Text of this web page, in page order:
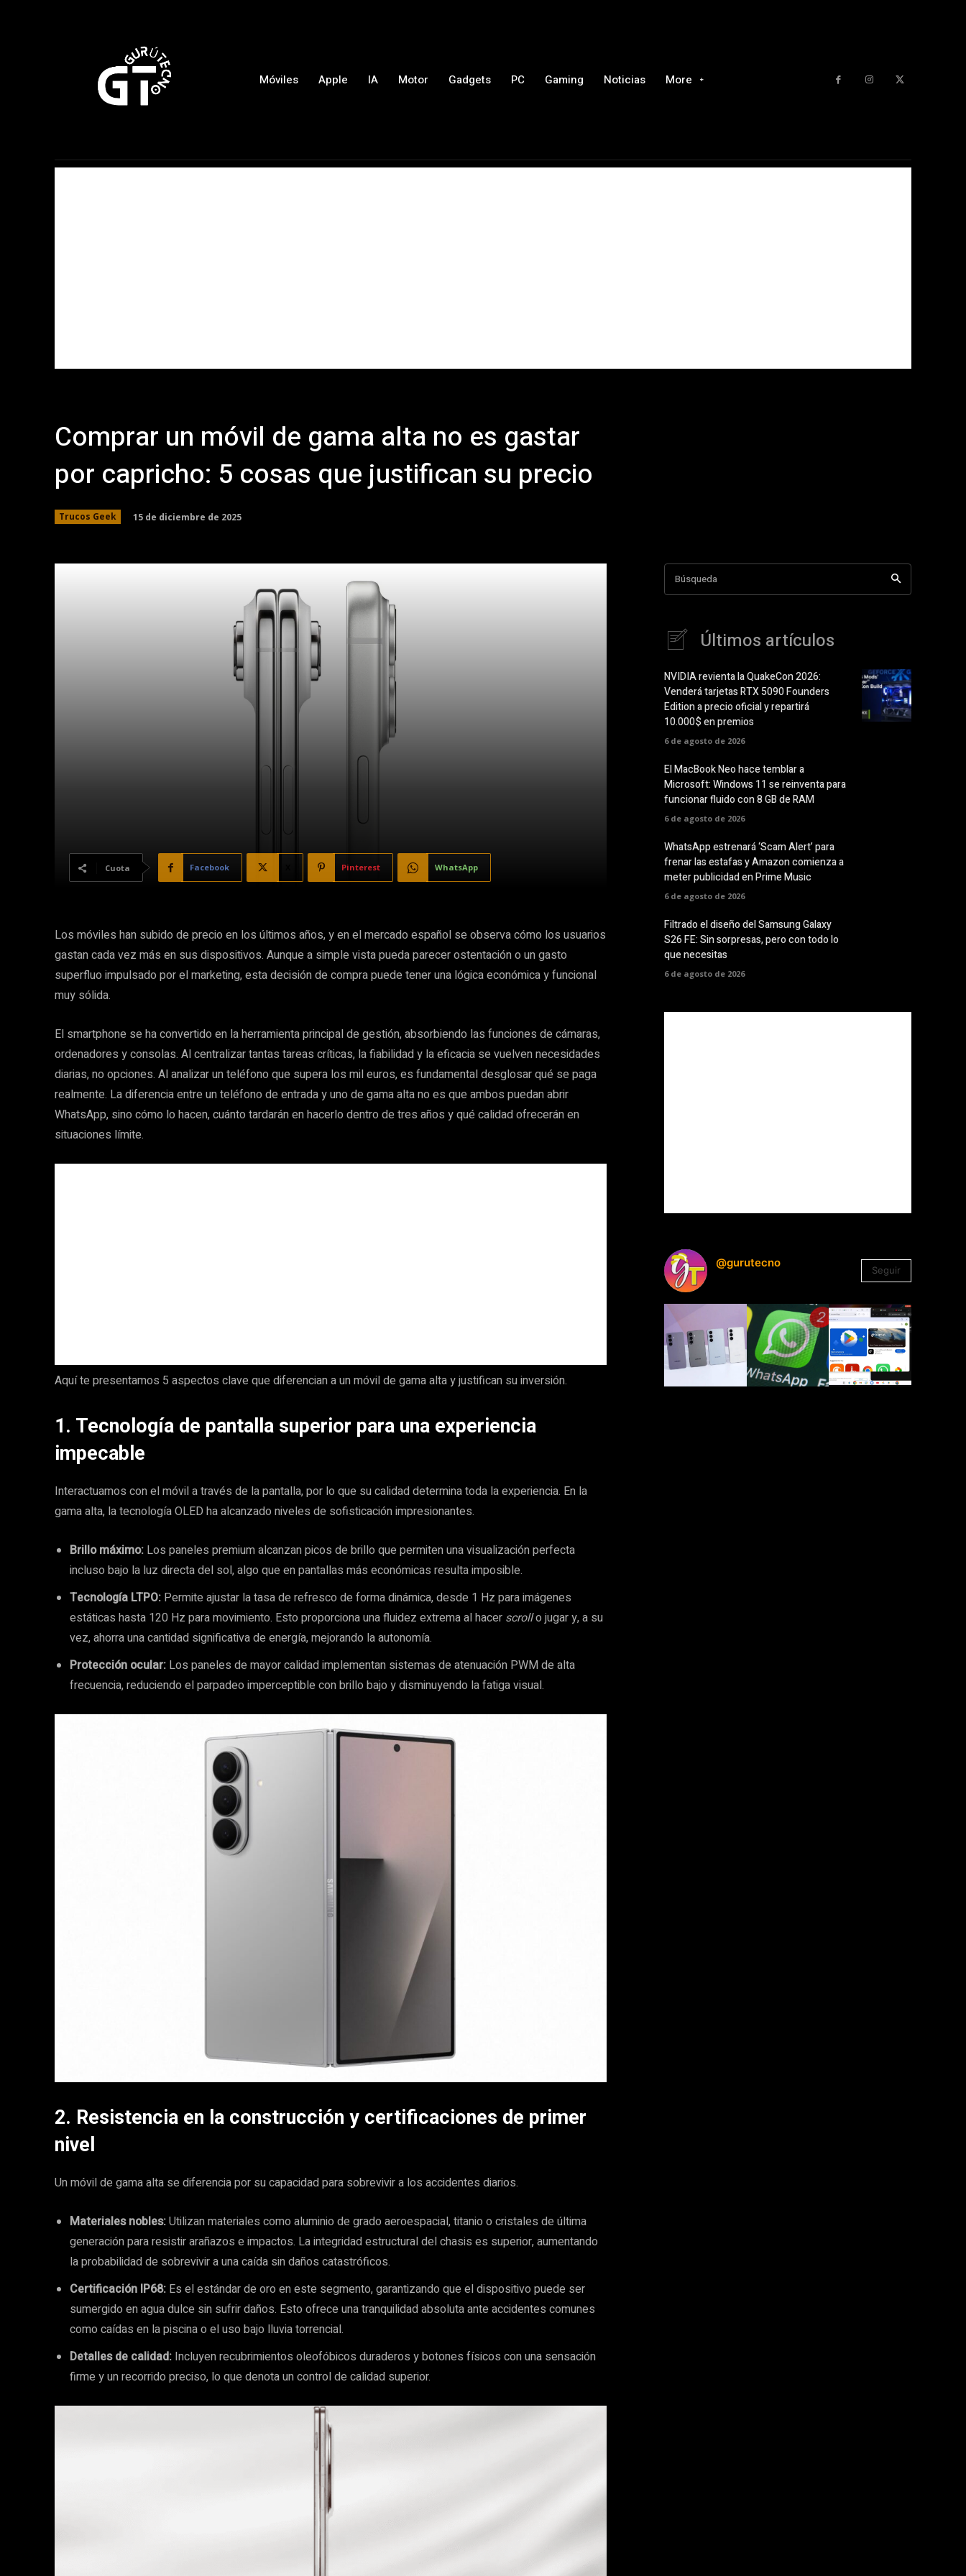
Móviles Apple IA Motor Gadgets PC Gaming Noticias More
Comprar un móvil de gama alta no es gastar
por capricho: 5 cosas que justifican su precio
Trucos Geek 15 de diciembre de 2025
Cuota Facebook Pinterest WhatsApp
Los móviles han subido de precio en los últimos años, y en el mercado español se observa cómo los usuarios
gastan cada vez más en sus dispositivos. Aunque a simple vista pueda parecer ostentación o un gasto
superfluo impulsado por el marketing, esta decisión de compra puede tener una lógica económica y funcional
muy sólida.
El smartphone se ha convertido en la herramienta principal de gestión, absorbiendo las funciones de cámaras,
ordenadores y consolas. Al centralizar tantas tareas críticas, la fiabilidad y la eficacia se vuelven necesidades
diarias, no opciones. Al analizar un teléfono que supera los mil euros, es fundamental desglosar qué se paga
realmente. La diferencia entre un teléfono de entrada y uno de gama alta no es que ambos puedan abrir
WhatsApp, sino cómo lo hacen, cuánto tardarán en hacerlo dentro de tres años y qué calidad ofrecerán en
situaciones límite.
Aquí te presentamos 5 aspectos clave que diferencian a un móvil de gama alta y justifican su inversión.
1. Tecnología de pantalla superior para una experiencia
impecable
Interactuamos con el móvil a través de la pantalla, por lo que su calidad determina toda la experiencia. En la
gama alta, la tecnología OLED ha alcanzado niveles de sofisticación impresionantes.
Brillo máximo: Los paneles premium alcanzan picos de brillo que permiten una visualización perfecta
incluso bajo la luz directa del sol, algo que en pantallas más económicas resulta imposible.
Tecnología LTPO: Permite ajustar la tasa de refresco de forma dinámica, desde 1 Hz para imágenes
estáticas hasta 120 Hz para movimiento. Esto proporciona una fluidez extrema al hacer scrollo jugar y, a su
vez, ahorra una cantidad significativa de energía, mejorando la autonomía.
Protección ocular: Los paneles de mayor calidad implementan sistemas de atenuación PWM de alta
frecuencia, reduciendo el parpadeo imperceptible con brillo bajo y disminuyendo la fatiga visual.
2. Resistencia en la construcción y certificaciones de primer
nivel
Un móvil de gama alta se diferencia por su capacidad para sobrevivir a los accidentes diarios.
Materiales nobles:Utilizan materiales como aluminio de grado aeroespacial, titanio o cristales de última
generación para resistir arañazos e impactos. La integridad estructural del chasis es superior, aumentando
la probabilidad de sobrevivir a una caída sin daños catastróficos.
Certificación IP68: Es el estándar de oro en este segmento, garantizando que el dispositivo puede ser
sumergido en agua dulce sin sufrir daños. Esto ofrece una tranquilidad absoluta ante accidentes comunes
como caídas en la piscina o el uso bajo lluvia torrencial.
Detalles de calidad: Incluyen recubrimientos oleofóbicos duraderos y botones físicos con una sensación
firme y un recorrido preciso, lo que denota un control de calidad superior.
Búsqueda
Últimos artículos
NVIDIA revienta la QuakeCon 2026:
Venderá tarjetas RTX 5090 Founders
Edition a precio oficial y repartirá
10.000$ en premios
6 de agosto de 2026
El MacBook Neo hace temblar a
Microsoft: Windows 11 se reinventa para
funcionar fluido con 8 GB de RAM
6 de agosto de 2026
WhatsApp estrenará ‘Scam Alert’ para
frenar las estafas y Amazon comienza a
meter publicidad en Prime Music
6 de agosto de 2026
Filtrado el diseño del Samsung Galaxy
S26 FE: Sin sorpresas, pero con todo lo
que necesitas
6 de agosto de 2026
@gurutecno
Seguir